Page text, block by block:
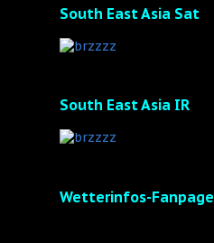
South East Asia Sat
South East Asia IR
Wetterinfos-Fanpage